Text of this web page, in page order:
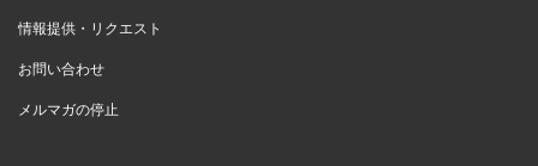
情報提供・リクエスト
お問い合わせ
メルマガの停止